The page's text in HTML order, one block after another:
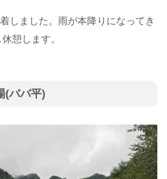
しました。雨が本降りになってき
憩します。
(ババ平)